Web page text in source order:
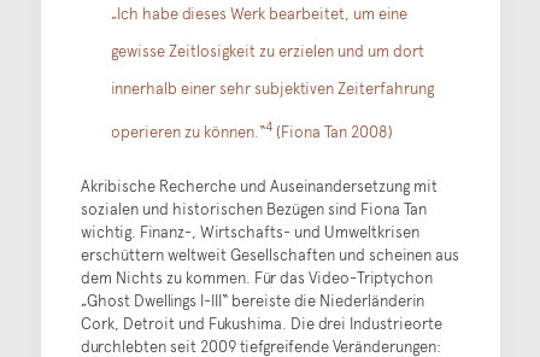
„Ich habe dieses Werk bearbeitet, um eine
gewisse Zeitlosigkeit zu erzielen und um dort
innerhalb einer sehr subjektiven Zeiterfahrung
operieren zu können.“4(Fiona Tan 2008)
Akribische Recherche und Auseinandersetzung mit
sozialen und historischen Bezügen sind Fiona Tan
wichtig. Finanz-, Wirtschafts- und Umweltkrisen
erschüttern weltweit Gesellschaften und scheinen aus
dem Nichts zu kommen. Für das Video-Triptychon
„Ghost Dwellings I-III“ bereiste die Niederländerin
Cork, Detroit und Fukushima. Die drei Industrieorte
durchlebten seit 2009 tiefgreifende Veränderungen: